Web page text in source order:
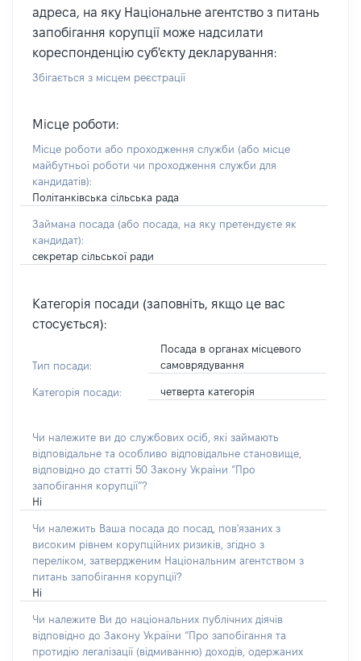
адреса, на яку Національне агентство з питань
запобігання корупції може надсилати
кореспонденцію суб'єкту декларування:
Збігається з місцем реєстрації
Місце роботи:
Місце роботи або проходження служби (або місце
майбутньої роботи чи проходження служби для
кандидатів):
Політанківська сільська рада
Займана посада (або посада, на яку претендуєте як
кандидат):
секретар сільської ради
Категорія посади (заповніть, якщо це вас
стосується):
Тип посади:
Посада в органах місцевого
самоврядування
Категорія посади: четверта категорія
Чи належите ви до службових осіб, які займають
відповідальне та особливо відповідальне становище,
відповідно до статті 50 Закону України “Про
запобігання корупції”?
Ні
Чи належить Ваша посада до посад, пов'язаних з
високим рівнем корупційних ризиків, згідно з
переліком, затвердженим Національним агентством з
питань запобігання корупції?
Ні
Чи належите Ви до національних публічних діячів
відповідно до Закону України “Про запобігання та
протидію легалізації (відмиванню) доходів, одержаних